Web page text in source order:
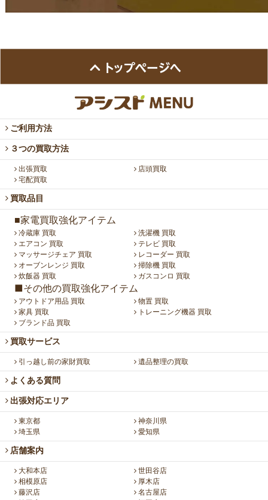
ご利用方法
３つの買取方法
出張買取
店頭買取
宅配買取
買取品目
■家電買取強化アイテム
冷蔵庫 買取
洗濯機 買取
エアコン 買取
テレビ 買取
マッサージチェア 買取
レコーダー 買取
オーブンレンジ 買取
掃除機 買取
炊飯器 買取
ガスコンロ 買取
■その他の買取強化アイテム
アウトドア用品 買取
物置 買取
家具 買取
トレーニング機器 買取
ブランド品 買取
買取サービス
引っ越し前の家財買取 遺品整理の買取
よくある質問
出張対応エリア
東京都
神奈川県
埼玉県
愛知県
店舗案内
大和本店
世田谷店
相模原店
厚木店
藤沢店
名古屋店